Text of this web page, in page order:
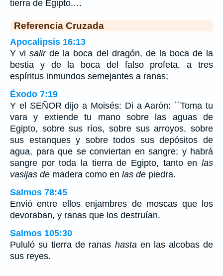
tierra de Egipto.…
Referencia Cruzada
Apocalipsis 16:13
Y visalirde la boca del dragón, de la boca de la
bestia y de la boca del falso profeta, a tres
espíritus inmundos semejantes a ranas;
Éxodo 7:19
Y el SEÑOR dijo a Moisés: Di a Aarón: ``Toma tu
vara y extiende tu mano sobre las aguas de
Egipto, sobre sus ríos, sobre sus arroyos, sobre
sus estanques y sobre todos sus depósitos de
agua, para que se conviertan en sangre; y habrá
sangre por toda la tierra de Egipto, tanto en las
vasijas de madera como en las de piedra.
Salmos 78:45
Envió entre ellos enjambres de moscas que los
devoraban, y ranas que los destruían.
Salmos 105:30
Pululó su tierra de ranas hasta en las alcobas de
sus reyes.